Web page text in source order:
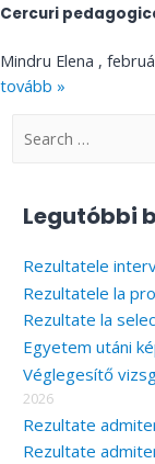
Cercuri
Mindru Elena
tovább »
S
c
h
f
o
r
:
Legutóbbi
Rezultatele
Rezultatele la
Rezultate la
Egyetem utáni
Véglegesítő
2026
Rezultate
Rezultate